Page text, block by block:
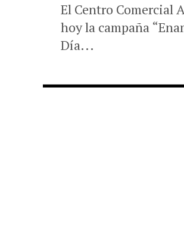
El Centro Comercial
hoy la campaña
Día...